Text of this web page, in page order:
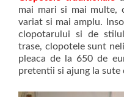
mai mari si mai multe,
variat si mai amplu.
clopotarului si de
trase, clopotele sunt
pleaca de la 650 de
pretentii si ajung la sute